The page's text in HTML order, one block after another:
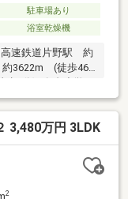
駐車場あり
浴室乾燥機
速鉄道片野駅 約
3622m (徒歩46
(徒歩28分)●
)●ダイレックス
3,480万円 3LDK
2